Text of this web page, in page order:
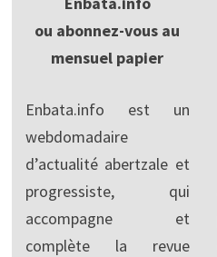
ou abonnez-vous au
mensuel papier
Enbata.info est un
webdomadaire
d’actualité abertzale et
progressiste, qui
accompagne et
complète la revue